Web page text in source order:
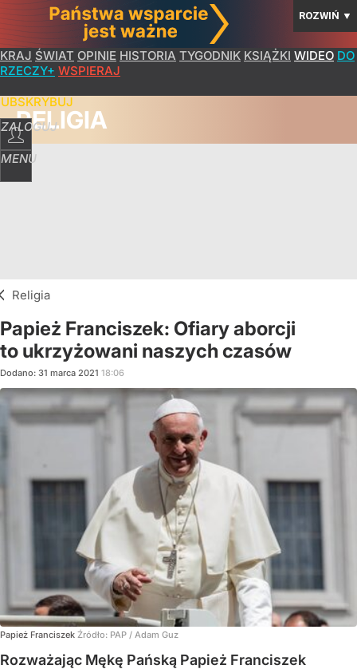
ROZWIŃ ▼
KRAJ ŚWIAT OPINIE HISTORIA TYGODNIK KSIĄŻKI WIDEO DO
RZECZY+ WSPIERAJ
ZALOGUJ
MENU
RELIGIA
Religia
Papież Franciszek: Ofiary aborcji
to ukrzyżowani naszych czasów
Dodano: 31 marca 2021 18:06
Papież Franciszek Źródło: PAP / Adam Guz
Rozważając Mękę Pańską Papież Franciszek